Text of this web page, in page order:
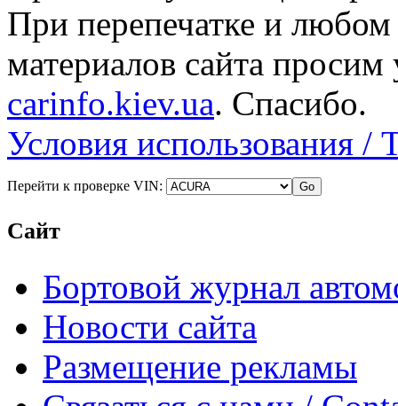
При перепечатке и
материалов сайта просим
carinfo.kiev.ua. Спасибо.
Условия использования /
Перейти к проверке VIN:
Сайт
Бортовой журнал
Новости сайта
Размещение рекламы